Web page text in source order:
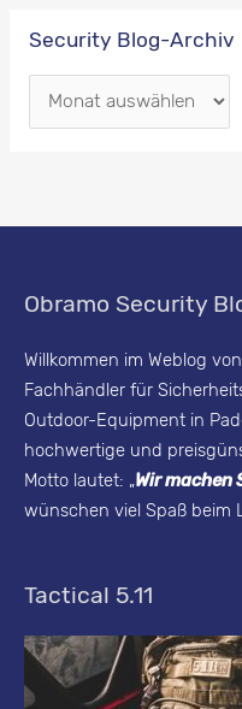
Security Blog-Archiv
e
t
y
B
l
c
h
Obramo Security
Willkommen im Weblog
Fachhändler für
Outdoor-Equipment in
hochwertige und
Motto lautet: „Wir machen
wünschen viel Spaß beim
Tactical 5.11